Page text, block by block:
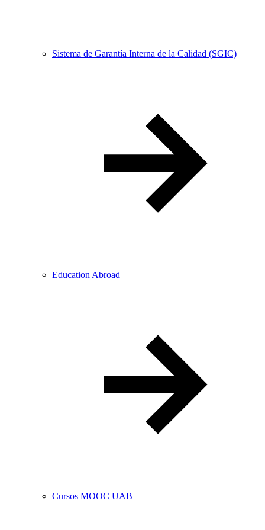
Sistema de Garantía Interna de la Calidad (SGIC)
Education Abroad
Cursos MOOC UAB